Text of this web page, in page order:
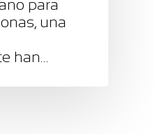
para
una
han…